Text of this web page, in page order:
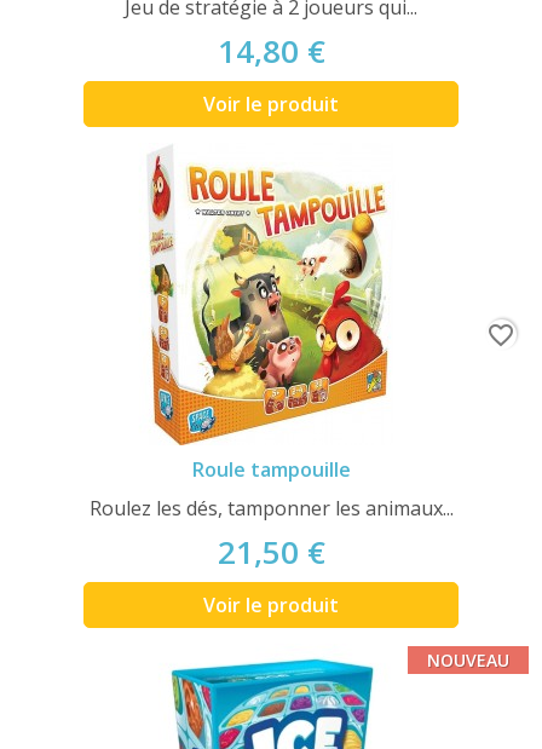
Jeu de stratégie à 2 joueurs qui...
14,80 €
Voir le produit
Roule tampouille
Roulez les dés, tamponner les animaux...
21,50 €
Voir le produit
favorite_border
NOUVEAU